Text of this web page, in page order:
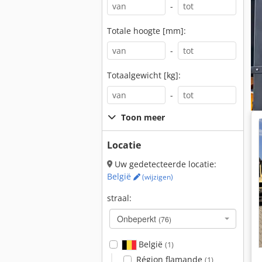
-
Totale hoogte [mm]:
-
Totaalgewicht [kg]:
-
Toon meer
Locatie
Uw gedetecteerde locatie:
België
(wijzigen)
straal:
Onbeperkt (76)
België (1)
Région flamande (1)